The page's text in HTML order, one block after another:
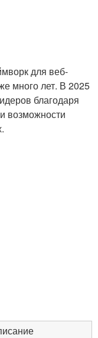
для веб-
много лет. В 2025
благодаря
возможности